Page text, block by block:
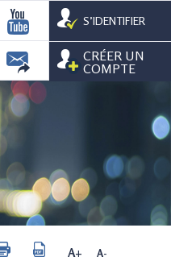
S’IDENTIFIER
CRÉER UN
COMPTE
A+ A-